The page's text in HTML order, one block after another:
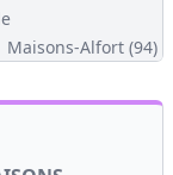
Maisons-Alfort (94)